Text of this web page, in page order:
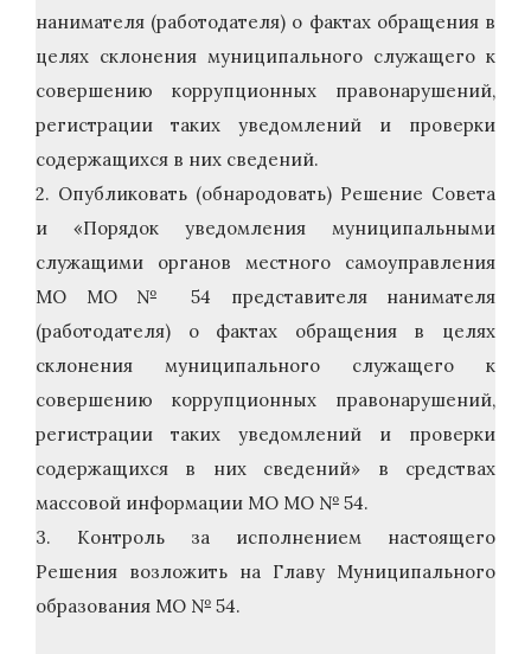
нанимателя (работодателя) о фактах обращения в
целях склонения муниципального служащего к
совершению коррупционных правонарушений,
регистрации таких уведомлений и проверки
содержащихся в них сведений.
2. Опубликовать (обнародовать) Решение Совета
и «Порядок уведомления муниципальными
служащими органов местного самоуправления
МО МО № 54 представителя нанимателя
(работодателя) о фактах обращения в целях
склонения муниципального служащего к
совершению коррупционных правонарушений,
регистрации таких уведомлений и проверки
содержащихся в них сведений» в средствах
массовой информации МО МО № 54.
3. Контроль за исполнением настоящего
Решения возложить на Главу Муниципального
образования МО № 54.